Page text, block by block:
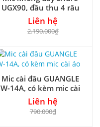
UGX90, đầu thu 4 râu
Liên hệ
2.190.000₫
Mic cài đâu GUANGLE
W-14A, có kèm mic cài
áo
Liên hệ
790.000₫